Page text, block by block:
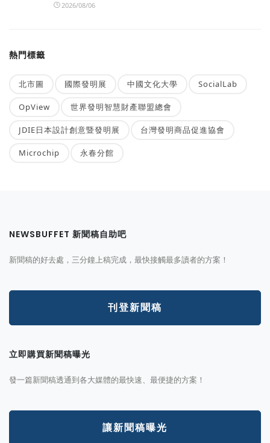
2026/08/06
熱門標籤
北市圖 國際發明展 中國文化大學 SocialLab
OpView 世界發明智慧財產聯盟總會
JDIE日本設計創意暨發明展 台灣發明商品促進協會
Microchip 永春分館
NEWSBUFFET 新聞稿自助吧
新聞稿的好去處，三分鐘上稿完成，最快接觸最多讀者的方案！
刊登新聞稿
立即購買新聞稿曝光
發一篇新聞稿透通到各大媒體的最快速、最便捷的方案！
讓新聞稿曝光